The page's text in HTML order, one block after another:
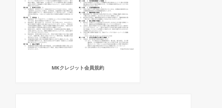
MKクレジット会員規約